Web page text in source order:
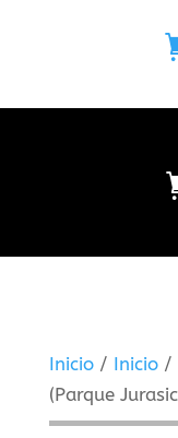
Inicio/ Inicio/
(Parque